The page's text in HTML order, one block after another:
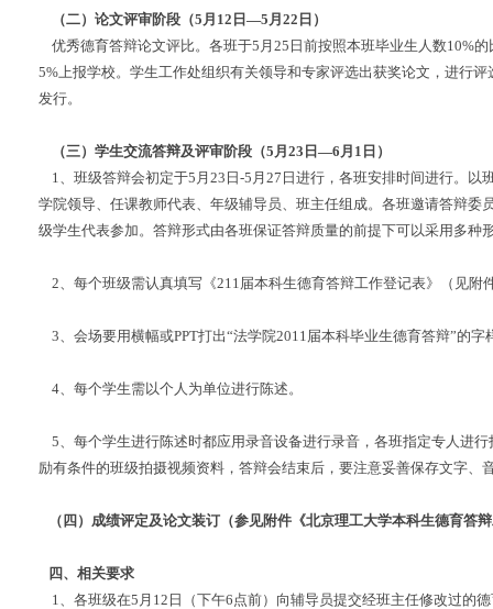
（二）论文评审阶段（5 月 12 日—5 月 22 日）
优秀德育答辩论文评比。各班于5 月 25 日前按照本班毕业生人数10%的
5% 上报学校。学生工作处组织有关领导和专家评选出获奖论文，进行
发行。
（三）学生交流答辩及评审阶段（5 月 23 日—6 月 1 日）
1
、班级答辩会初定于5 月 23 日 -5 月 27 日进行，各班安排时间进行。以
学院领导、任课教师代表、年级辅导员、班主任组成。各班邀请答辩委
级学生代表参加。答辩形式由各班保证答辩质量的前提下可以采用多种
2 、每个班级需认真填写《211 届本科生德育答辩工作登记表》（见附
3 、会场要用横幅或PPT打出“法学院2011 届本科毕业生德育答辩”的字
4 、每个学生需以个人为单位进行陈述。
5 、每个学生进行陈述时都应用录音设备进行录音，各班指定专人进
励有条件的班级拍摄视频资料，答辩会结束后，要注意妥善保存文字、
（四）成绩评定及论文装订（参见附件《北京理工大学本科生德育答
四、相关要求
1
、各班级在5 月 12 日（下午6 点前）向辅导员提交经班主任修改过的